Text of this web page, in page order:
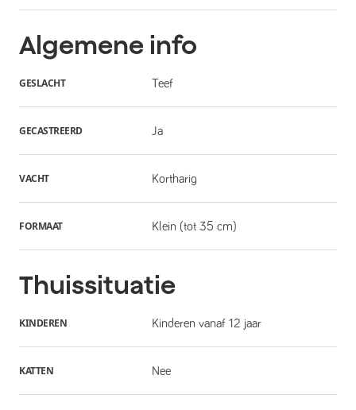
Algemene info
GESLACHT Teef
GECASTREERD Ja
VACHT Kortharig
FORMAAT Klein (tot 35 cm)
Thuissituatie
KINDEREN Kinderen vanaf 12 jaar
KATTEN Nee